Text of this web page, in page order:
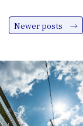
Newer posts →